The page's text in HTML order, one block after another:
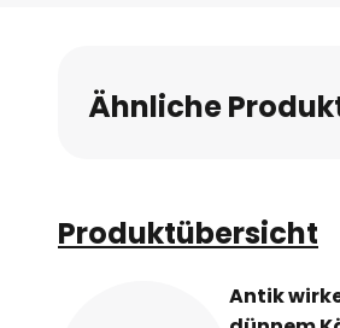
Bildgalerie
springen
Ähnliche
Produktübersicht
Antik